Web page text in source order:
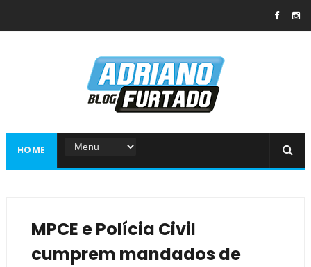
HOME
MPCE e Polícia Civil
cumprem mandados de